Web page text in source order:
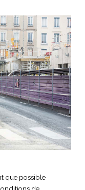
que possible